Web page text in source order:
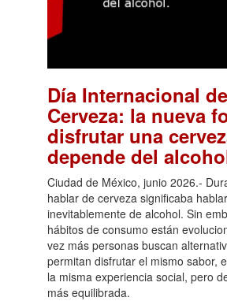
Día Internacional
Cerveza: la nueva
disfrutar una
depende del
Ciudad de México, junio 2026.-
hablar de cerveza significaba hablar
inevitablemente de alcohol. Sin
hábitos de consumo están
vez más personas buscan
permitan disfrutar el mismo sabor,
la misma experiencia social, pero
más equilibrada.